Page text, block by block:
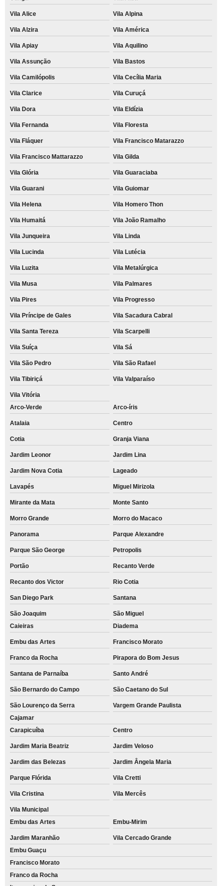
Vila Alice Vila Alpina
Vila Alzira Vila América
Vila Apiay Vila Aquilino
Vila Assunção Vila Bastos
Vila Camilópolis Vila Cecília Maria
Vila Clarice Vila Curuçá
Vila Dora Vila Eldízia
Vila Fernanda Vila Floresta
Vila Fláquer Vila Francisco Matarazzo
Vila Francisco Mattarazzo Vila Gilda
Vila Glória Vila Guaraciaba
Vila Guarani Vila Guiomar
Vila Helena Vila Homero Thon
Vila Humaitá Vila João Ramalho
Vila Junqueira Vila Linda
Vila Lucinda Vila Lutécia
Vila Luzita Vila Metalúrgica
Vila Musa Vila Palmares
Vila Pires Vila Progresso
Vila Príncipe de Gales Vila Sacadura Cabral
Vila Santa Tereza Vila Scarpelli
Vila Suíça Vila Sá
Vila São Pedro Vila São Rafael
Vila Tibiriçá Vila Valparaíso
Vila Vitória
Arco-Verde
Arco-íris
Atalaia Centro
Cotia Granja Viana
Jardim Leonor Jardim Lina
Jardim Nova Cotia Lageado
Lavapés Miguel Mirizola
Mirante da Mata Monte Santo
Morro Grande Morro do Macaco
Panorama Parque Alexandre
Parque São George Petropolis
Portão Recanto Verde
Recanto dos Victor Rio Cotia
San Diego Park Santana
São Joaquim
São Miguel
Caieiras
Diadema
Embu das Artes Francisco Morato
Franco da Rocha Pirapora do Bom Jesus
Santana de Parnaíba Santo André
São Bernardo do Campo São Caetano do Sul
São Lourenço da Serra
Vargem Grande Paulista
Cajamar
Carapicuíba
Centro
Jardim Maria Beatriz Jardim Veloso
Jardim das Belezas Jardim Ângela Maria
Parque Flórida Vila Cretti
Vila Cristina Vila Mercês
Vila Municipal
Embu das Artes
Embu-Mirim
Jardim Maranhão
Vila Cercado Grande
Embu Guaçu
Francisco Morato
Franco da Rocha